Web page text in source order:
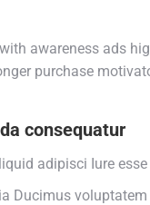
awareness ads
purchase
consequatur
adipisci Iure
Ducimus